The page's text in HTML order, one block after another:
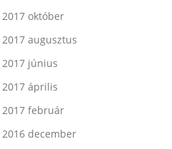
2017 október
2017 augusztus
2017 június
2017 április
2017 február
2016 december